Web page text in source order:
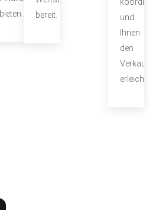
bieten.
bereit.
bestmöglich
präsentieren.
und
Ihnen
den